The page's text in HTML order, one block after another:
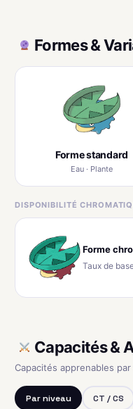
Formes &
Forme standard
Eau · Plante
DISPONIBILITÉ
Forme
Taux de
Capacités &
Capacités apprenables
Par niveau CT / CS